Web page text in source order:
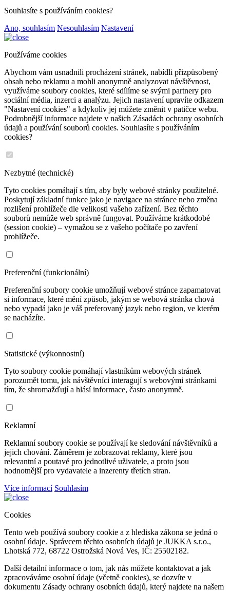
Souhlasíte s používáním cookies?
Ano, souhlasím Nesouhlasím Nastavení
Používáme cookies
Abychom vám usnadnili procházení stránek, nabídli přizpůsobený
obsah nebo reklamu a mohli anonymně analyzovat návštěvnost,
využíváme soubory cookies, které sdílíme se svými partnery pro
sociální média, inzerci a analýzu. Jejich nastavení upravíte odkazem
"Nastavení cookies" a kdykoliv jej můžete změnit v patičce webu.
Podrobnější informace najdete v našich Zásadách ochrany osobních
údajů a používání souborů cookies. Souhlasíte s používáním
cookies?
Nezbytné (technické)
Tyto cookies pomáhají s tím, aby byly webové stránky použitelné.
Poskytují základní funkce jako je navigace na stránce nebo změna
rozlišení prohlížeče dle velikosti vašeho zařízení. Bez těchto
souborů nemůže web správně fungovat. Používáme krátkodobé
(session cookie) – vymažou se z vašeho počítače po zavření
prohlížeče.
Preferenční (funkcionální)
Preferenční soubory cookie umožňují webové stránce zapamatovat
si informace, které mění způsob, jakým se webová stránka chová
nebo vypadá jako je váš preferovaný jazyk nebo region, ve kterém
se nacházíte.
Statistické (výkonnostní)
Tyto soubory cookie pomáhají vlastníkům webových stránek
porozumět tomu, jak návštěvníci interagují s webovými stránkami
tím, že shromažďují a hlásí informace, často anonymně.
Reklamní
Reklamní soubory cookie se používají ke sledování návštěvníků a
jejich chování. Záměrem je zobrazovat reklamy, které jsou
relevantní a poutavé pro jednotlivé uživatele, a proto jsou
hodnotnější pro vydavatele a inzerenty třetích stran.
Více informací Souhlasím
Cookies
Tento web používá soubory cookie a z hlediska zákona se jedná o
osobní údaje. Správcem těchto osobních údajů je JUKKA s.r.o.,
Lhotská 772, 68722 Ostrožská Nová Ves, IČ: 25502182.
Další detailní informace o tom, jak nás můžete kontaktovat a jak
zpracováváme osobní údaje (včetně cookies), se dozvíte v
dokumentu Zásady ochrany osobních údajů, který najdete na našem